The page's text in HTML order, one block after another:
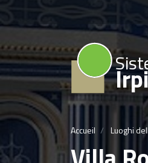
Accueil Luoghi